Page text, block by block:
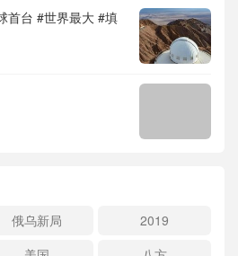
首台 #世界最大 #填
俄乌新局
2019